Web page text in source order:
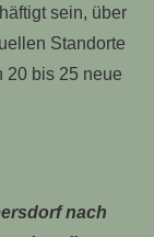
sein, über
Standorte
20 bis 25 neue
nach